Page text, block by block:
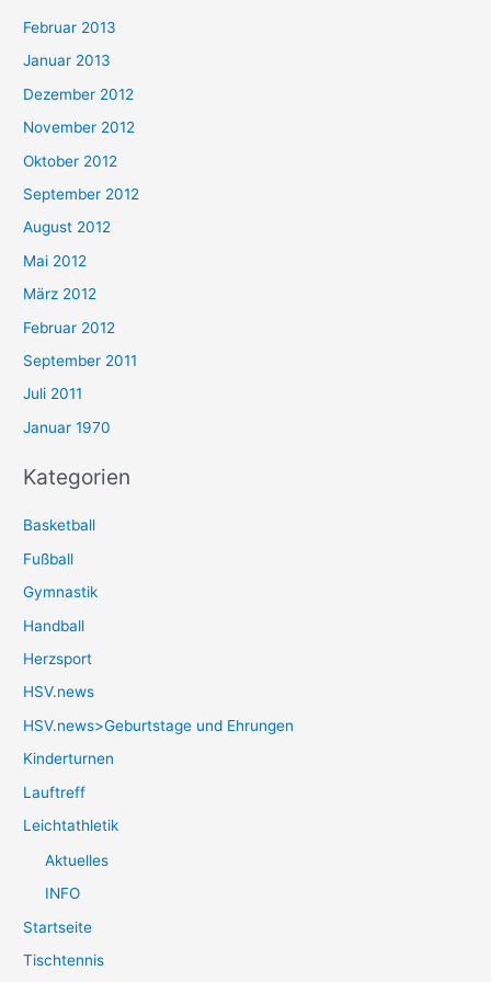
Februar 2013
Januar 2013
Dezember 2012
November 2012
Oktober 2012
September 2012
August 2012
Mai 2012
März 2012
Februar 2012
September 2011
Juli 2011
Januar 1970
Kategorien
Basketball
Fußball
Gymnastik
Handball
Herzsport
HSV.news
HSV.news>Geburtstage und Ehrungen
Kinderturnen
Lauftreff
Leichtathletik
Aktuelles
INFO
Startseite
Tischtennis